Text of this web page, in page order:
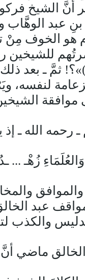
أنَّ الشيخ
عبد الوهَّاب
الخوف مِنْ
للشيخين
ثمَّ ـ بعد ذلك
لنفسه،
موافقة
ـ رحمه الله ـ
زُهْـ ...
والموافق
مواقف عبد
والكذب
ماضي أنَّ